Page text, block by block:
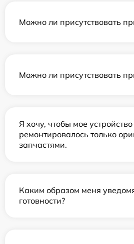
Можно ли присутствовать
Можно ли присутствовать
Я хочу, чтобы мое
ремонтировалось только
запчастями.
Каким образом меня
готовности?